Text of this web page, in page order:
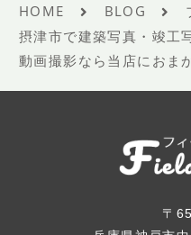
HOME BLOG
摂津市で建築写真・竣工
動画撮影なら当店におま
〒